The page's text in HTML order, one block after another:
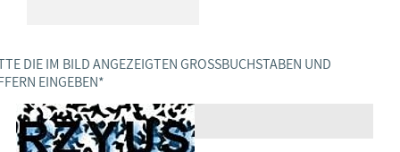
DIE IM BILD ANGEZEIGTEN GROSSBUCHSTABEN UND Z
EINGEBEN *